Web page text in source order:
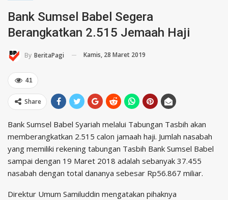
Bank Sumsel Babel Segera
Berangkatkan 2.515 Jemaah Haji
By BeritaPagi Kamis, 28 Maret 2019
41
Share
Bank Sumsel Babel Syariah melalui Tabungan Tasbih akan
memberangkatkan 2.515 calon jamaah haji. Jumlah nasabah
yang memiliki rekening tabungan Tasbih Bank Sumsel Babel
sampai dengan 19 Maret 2018 adalah sebanyak 37.455
nasabah dengan total dananya sebesar Rp56.867 miliar.
Direktur Umum Samiluddin mengatakan pihaknya